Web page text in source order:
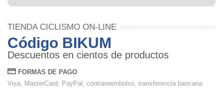
TIENDA CICLISMO ON-LINE
Código BIKUM
Descuentos en cientos de productos
FORMAS DE PAGO
Visa, MasterCard, PayPal, contrareembolso, transferencia bancaria.